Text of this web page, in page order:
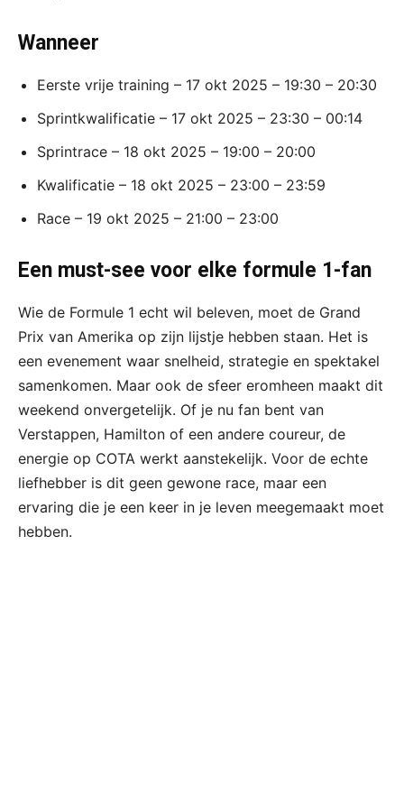
Wanneer
Eerste vrije training – 17 okt 2025 – 19:30 – 20:30
Sprintkwalificatie – 17 okt 2025 – 23:30 – 00:14
Sprintrace – 18 okt 2025 – 19:00 – 20:00
Kwalificatie – 18 okt 2025 – 23:00 – 23:59
Race – 19 okt 2025 – 21:00 – 23:00
Een must-see voor elke formule 1-fan
Wie de Formule 1 echt wil beleven, moet de Grand
Prix van Amerika op zijn lijstje hebben staan. Het is
een evenement waar snelheid, strategie en spektakel
samenkomen. Maar ook de sfeer eromheen maakt dit
weekend onvergetelijk. Of je nu fan bent van
Verstappen, Hamilton of een andere coureur, de
energie op COTA werkt aanstekelijk. Voor de echte
liefhebber is dit geen gewone race, maar een
ervaring die je een keer in je leven meegemaakt moet
hebben.